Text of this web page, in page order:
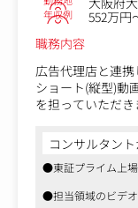
認知拡大から購
ー数や実績を踏
果的なPR
入社後は、スキル
き、徐々に担当領
●メディアプロモ
テレビ、新聞、
ャンペーン等）
行います。
レンド情報と掛
年収例
552万円
職務内容
広告代理店と連携
ショート(縦型)動
を担っていただき
クライアントの
た動画構成や拡
上から川下まで
トを創り出すこ
コンサルタン
●東証プライム上
●担当領域のビデオ